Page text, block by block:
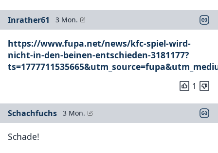
Inrather61 3 Mon.
https://www.fupa.net/news/kfc-spiel-wird-
nicht-in-den-beinen-entschieden-3181177?
1
Schachfuchs 3 Mon.
Schade!